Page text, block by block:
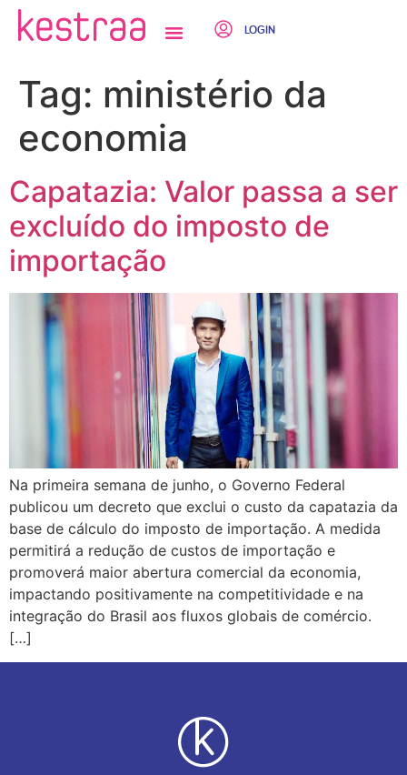
LOGIN
Tag: ministério da
economia
Capatazia: Valor passa a ser
excluído do imposto de
importação
Na primeira semana de junho, o Governo Federal
publicou um decreto que exclui o custo da capatazia da
base de cálculo do imposto de importação. A medida
permitirá a redução de custos de importação e
promoverá maior abertura comercial da economia,
impactando positivamente na competitividade e na
integração do Brasil aos fluxos globais de comércio.
[…]